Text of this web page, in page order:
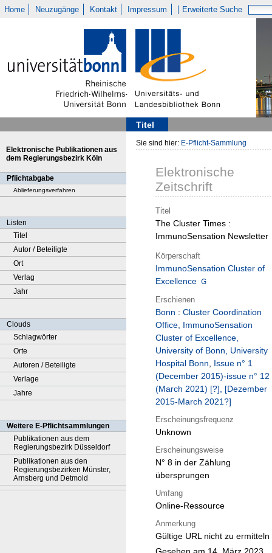
Home Neuzugänge Kontakt Impressum Erweiterte Suche
Titel
Elektronische Publikationen aus
dem Regierungsbezirk Köln
Pflichtabgabe
Ablieferungsverfahren
Listen
Titel
Autor / Beteiligte
Ort
Verlag
Jahr
Clouds
Schlagwörter
Orte
Autoren / Beteiligte
Verlage
Jahre
Weitere E-Pflichtsammlungen
Publikationen aus dem
Regierungsbezirk Düsseldorf
Publikationen aus den
Regierungsbezirken Münster,
Arnsberg und Detmold
Sie sind hier: E-Pflicht-Sammlung
Elektronische
Zeitschrift
Titel
The Cluster Times :
ImmunoSensation Newsletter
Körperschaft
ImmunoSensation Cluster of
Excellence
Erschienen
Bonn : Cluster Coordination
Office, ImmunoSensation
Cluster of Excellence,
University of Bonn, University
Hospital Bonn, Issue n° 1
(December 2015)-issue n° 12
(March 2021) [?], [Dezember
2015-March 2021?]
Erscheinungsfrequenz
Unknown
Erscheinungsweise
N° 8 in der Zählung
übersprungen
Umfang
Online-Ressource
Anmerkung
Gültige URL nicht zu ermitteln